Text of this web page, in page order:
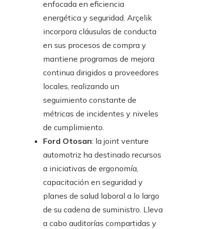
enfocada en eficiencia
energética y seguridad. Arçelik
incorpora cláusulas de conducta
en sus procesos de compra y
mantiene programas de mejora
continua dirigidos a proveedores
locales, realizando un
seguimiento constante de
métricas de incidentes y niveles
de cumplimiento.
Ford Otosan: la joint venture
automotriz ha destinado recursos
a iniciativas de ergonomía,
capacitación en seguridad y
planes de salud laboral a lo largo
de su cadena de suministro. Lleva
a cabo auditorías compartidas y